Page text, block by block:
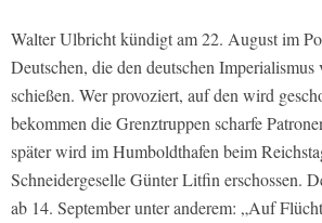
Walter Ulbricht kündigt am 22. August im
Deutschen, die den deutschen
schießen. Wer provoziert, auf den wird
bekommen die Grenztruppen scharfe
später wird im Humboldthafen beim
Schneidergeselle Günter Litfin erschossen.
ab 14. September unter anderem: „Auf